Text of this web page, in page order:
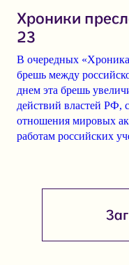
Хроники
23
В очередных
брешь между
днем эта брешь
действий властей РФ,
отношения мировых
работам российских